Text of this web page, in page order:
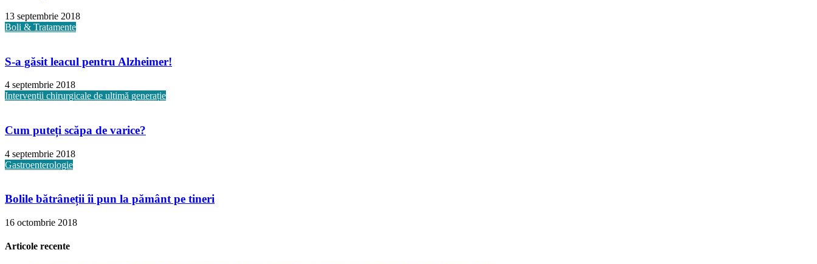
13 septembrie 2018
Boli & Tratamente
S-a găsit leacul pentru Alzheimer!
4 septembrie 2018
Intervenții chirurgicale de ultimă generație
Cum puteți scăpa de varice?
4 septembrie 2018
Gastroenterologie
Bolile bătrâneții îi pun la pământ pe tineri
16 octombrie 2018
Articole recente